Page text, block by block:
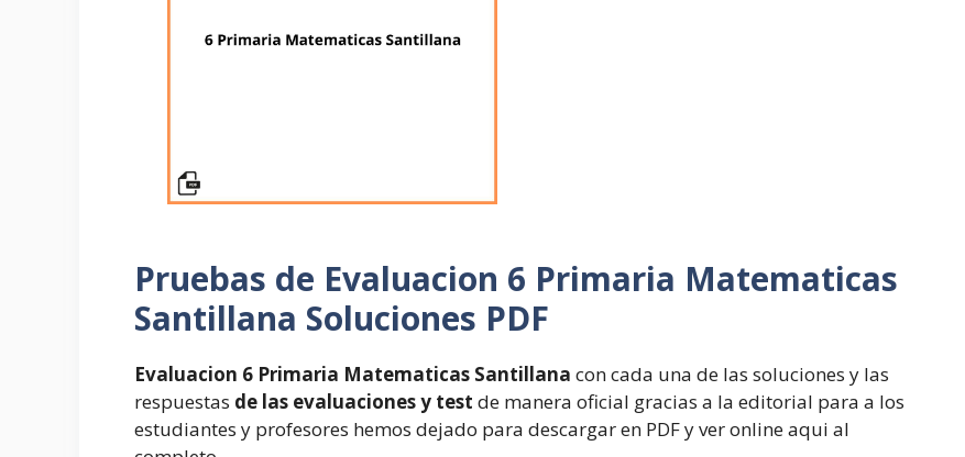
Pruebas de Evaluacion 6 Primaria Matematicas
Santillana Soluciones PDF
Evaluacion 6 Primaria Matematicas Santillana con cada una de las soluciones y las
respuestas de las evaluaciones y test de manera oficial gracias a la editorial para a los
estudiantes y profesores hemos dejado para descargar en PDF y ver online aqui al